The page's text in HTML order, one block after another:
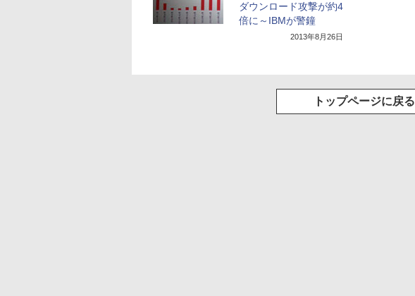
ダウンロード攻撃が約4
倍に～IBMが警鐘
2013年8月26日
トップページに戻る